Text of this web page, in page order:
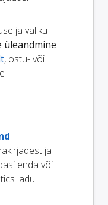
ja valiku
üleandmine
, ostu- või
ja
enda või
ladu